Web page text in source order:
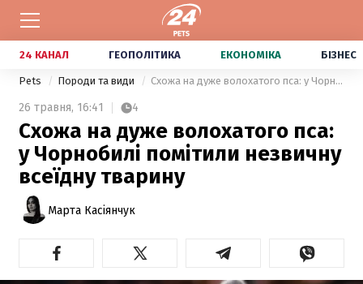
24 КАНАЛ ГЕОПОЛІТИКА ЕКОНОМІКА БІЗНЕС
Pets Породи та види Схожа на дуже волохатого пса: у Чорнобилі помітили незвичну всеїдну тварину
26 травня, 16:41 4
Схожа на дуже волохатого пса:
у Чорнобилі помітили незвичну
всеїдну тварину
Марта Касіянчук